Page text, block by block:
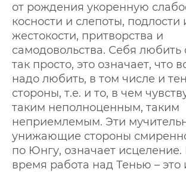
от рождения укоренную
косности и слепоты, подлости
жестокости, притворства и
самодовольства. Себя любить
так просто, это означает, что
надо любить, в том числе и
стороны, т.е. и то, в чем
таким неполноценным, таким
неприемлемым. Эти
унижающие стороны
по Юнгу, означает
время работа над Тенью – это